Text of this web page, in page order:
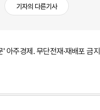
기자의 다른기사
아주경제. 무단전재·재배포 금지